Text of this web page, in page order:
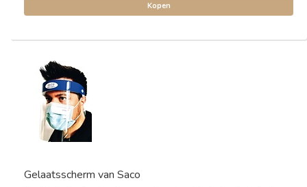
Kopen
Gelaatsscherm van Saco